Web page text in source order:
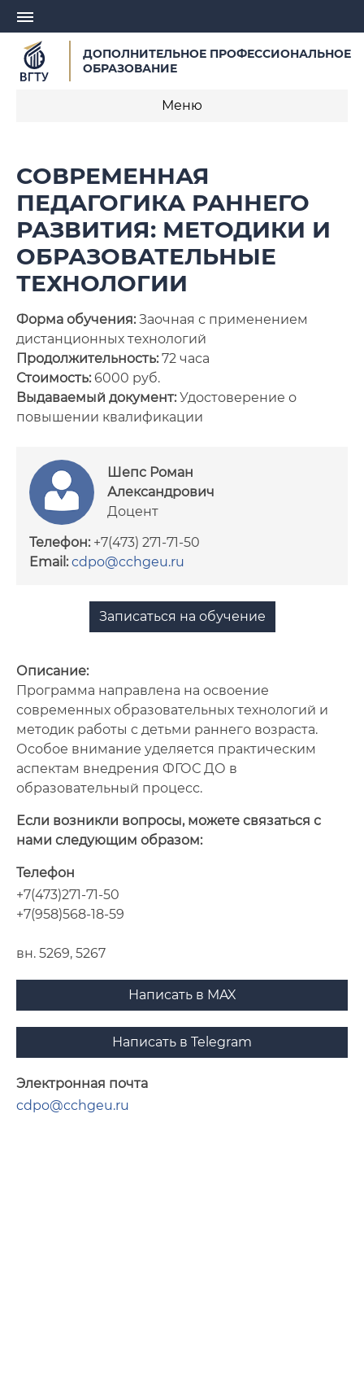
ДОПОЛНИТЕЛЬНОЕ ПРОФЕССИОНАЛЬНОЕ
ОБРАЗОВАНИЕ
Меню
Профессиональная переподготовка
Курсы повышения квалификации
Заявка на разработку образовательной
программы
Сотрудники
Нормативное обеспечение
образовательных программ
Если возникли вопросы, можете связаться с
нами следующим образом:
Телефон
+7(473)271-71-50
+7(958)568-18-59
вн. 5269, 5267
Написать в MAX
Написать в Telegram
Электронная почта
cdpo@cchgeu.ru
СОВРЕМЕННАЯ
ПЕДАГОГИКА РАННЕГО
РАЗВИТИЯ: МЕТОДИКИ И
ОБРАЗОВАТЕЛЬНЫЕ
ТЕХНОЛОГИИ
Форма обучения:Заочная с применением
дистанционных технологий
Продолжительность:72 часа
Стоимость:6000 руб.
Выдаваемый документ:Удостоверение о
повышении квалификации
Шепс Роман
Александрович
Доцент
Телефон:+7(473) 271-71-50
Email: cdpo@cchgeu.ru
Записаться на обучение
Описание:
Программа направлена на освоение
современных образовательных технологий и
методик работы с детьми раннего возраста.
Особое внимание уделяется практическим
аспектам внедрения ФГОС ДО в
образовательный процесс.